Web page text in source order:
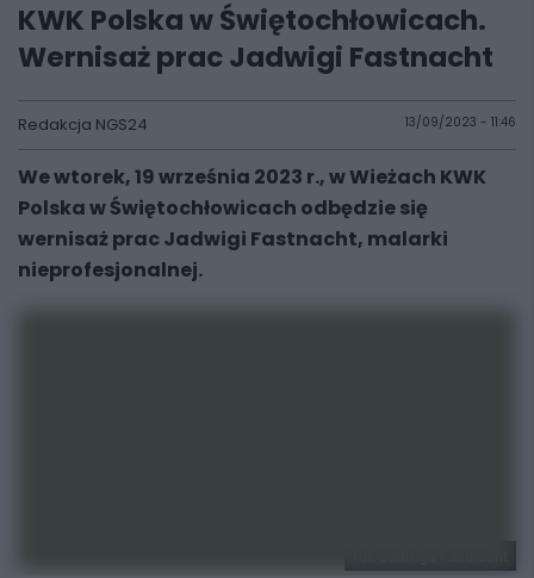
KWK Polska w Świętochłowicach.
Wernisaż prac Jadwigi Fastnacht
Redakcja NGS24 13/09/2023 - 11:46
We wtorek, 19 września 2023 r., w Wieżach KWK
Polska w Świętochłowicach odbędzie się
wernisaż prac Jadwigi Fastnacht, malarki
nieprofesjonalnej.